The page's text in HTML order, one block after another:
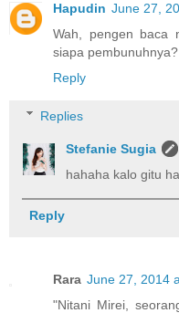
Hapudin June 27,
Wah, pengen baca
siapa pembunuhnya?
Reply
Replies
Stefanie Sugia
hahaha kalo gitu
Reply
Rara June 27, 2014
"Nitani Mirei,